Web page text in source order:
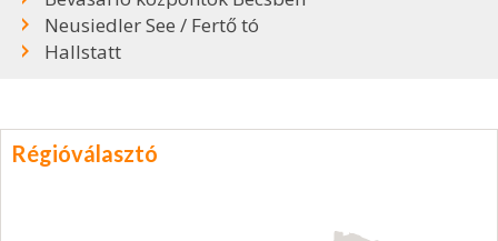
Neusiedler See / Fertő tó
Hallstatt
Régióválasztó